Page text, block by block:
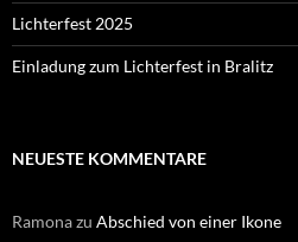
Lichterfest 2025
Einladung zum Lichterfest in Bralitz
NEUESTE KOMMENTARE
Ramonazu Abschied von einer Ikone